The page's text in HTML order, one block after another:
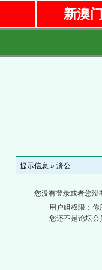
新澳门
提示信息 » 济公
您没有登录或者您没
用户组权限：
您还不是论坛会